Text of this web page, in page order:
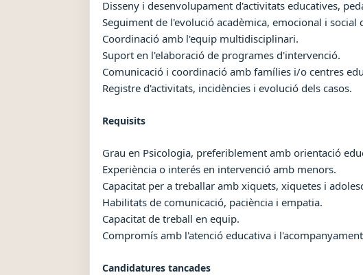
Disseny i desenvolupament d'activitats educatives,
Seguiment de l'evolució acadèmica, emocional i social
Coordinació amb l'equip multidisciplinari.
Suport en l'elaboració de programes d'intervenció.
Comunicació i coordinació amb famílies i/o centres
Registre d'activitats, incidències i evolució dels casos.
Requisits
Grau en Psicologia, preferiblement amb orientació
Experiència o interés en intervenció amb menors.
Capacitat per a treballar amb xiquets, xiquetes i
Habilitats de comunicació, paciència i empatia.
Capacitat de treball en equip.
Compromís amb l'atenció educativa i
Candidatures tancades